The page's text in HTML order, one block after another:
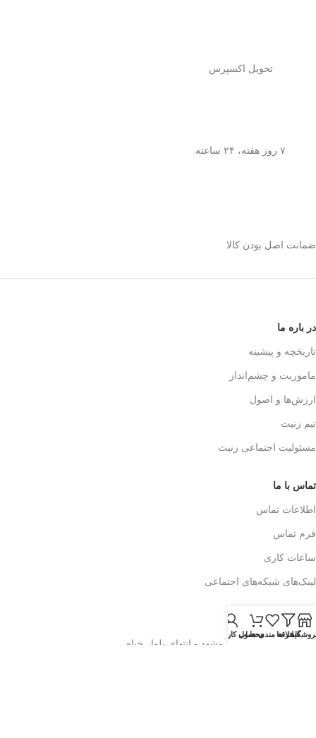
تحویل اکسپرس
۷ روز هفته، ۲۴ ساعته
ضمانت اصل بودن کالا
در باره ما
تاریخچه و پیشینه
ماموریت و چشم‌انداز
ارزش‌ها و اصول
تیم زنیث
مسئولیت اجتماعی زنیث
تماس با ما
اطلاعات تماس
فرم تماس
ساعات کاری
لینک‌های شبکه‌های اجتماعی
آدرس زنیث
خراسان رضوی - شهر مشهد - انتهای بلوار خیام
فیلتر ها
علاقه مندی ها
محصول
حساب کاربری من